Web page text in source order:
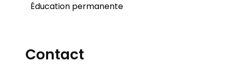
Éducation permanente
Contact